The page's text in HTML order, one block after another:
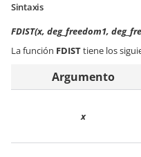
Sintaxis
FDIST(x, deg_freedom1,
La función FDISTtiene los
Argumento
x